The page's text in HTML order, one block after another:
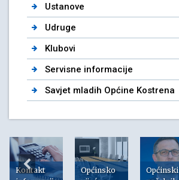
Ustanove
Udruge
Klubovi
Servisne informacije
Savjet mladih Općine Kostrena
Kontakt
Općinsko
Općinski